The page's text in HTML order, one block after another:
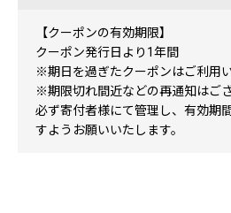
【クーポンの有効期限】
クーポン発行日より1年間
※期日を過ぎたクーポンはご利用
※期限切れ間近などの再通知はござ
必ず寄付者様にて管理し、有効期
すようお願いいたします。